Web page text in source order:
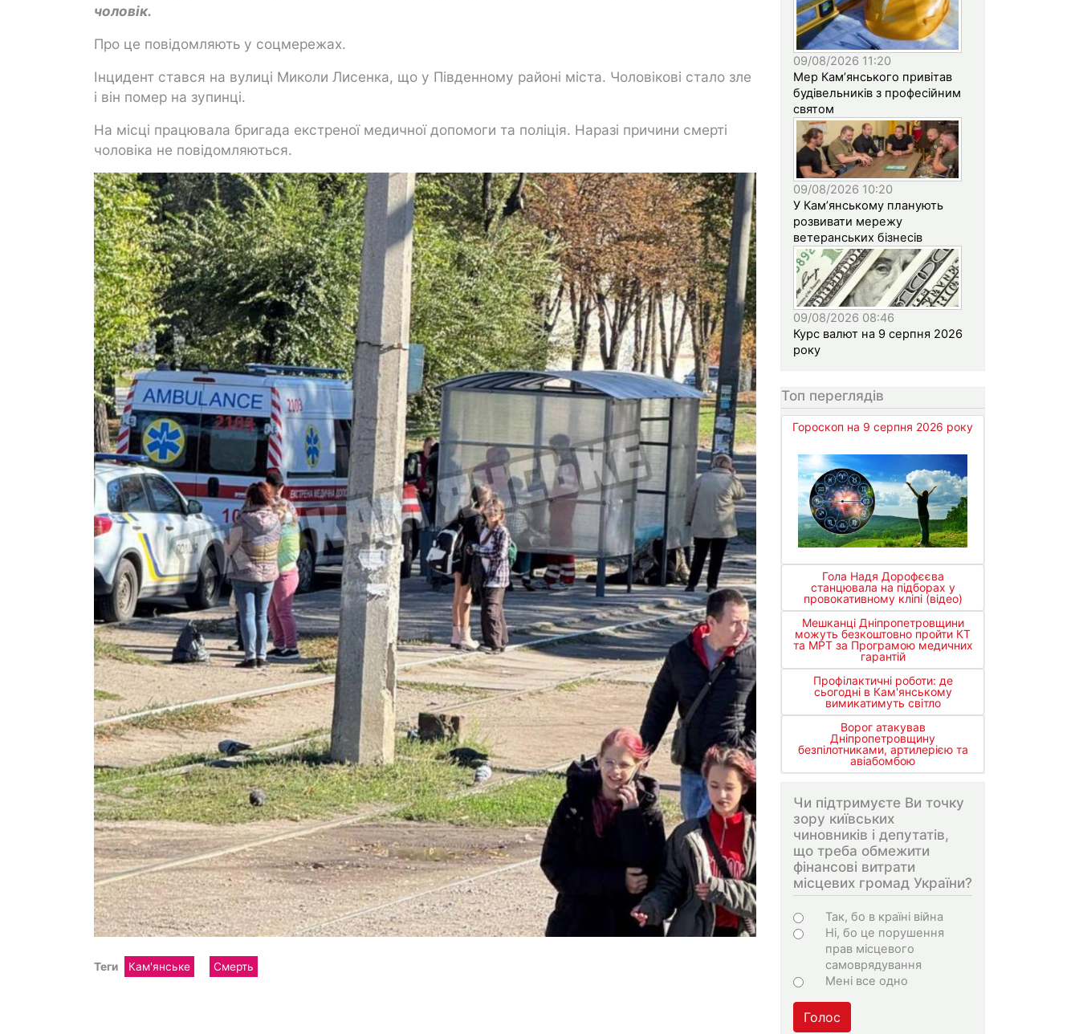
чоловік.
Про це повідомляють у соцмережах.
Інцидент стався на вулиці Миколи Лисенка, що у Південному районі міста. Чоловікові стало зле
і він помер на зупинці.
На місці працювала бригада екстреної медичної допомоги та поліція. Наразі причини смерті
чоловіка не повідомляються.
Теги Кам'янське Смерть
09/08/2026 11:20
Мер Кам’янського привітав
будівельників з професійним
святом
09/08/2026 10:20
У Кам’янському планують
розвивати мережу
ветеранських бізнесів
09/08/2026 08:46
Курс валют на 9 серпня 2026
року
Топ переглядів
Гороскоп на 9 серпня 2026 року
Гола Надя Дорофєєва
станцювала на підборах у
провокативному кліпі (відео)
Мешканці Дніпропетровщини
можуть безкоштовно пройти КТ
та МРТ за Програмою медичних
гарантій
Профілактичні роботи: де
сьогодні в Кам'янському
вимикатимуть світло
Ворог атакував
Дніпропетровщину
безпілотниками, артилерією та
авіабомбою
Чи підтримуєте Ви точку
зору київських
чиновників і депутатів,
що треба обмежити
фінансові витрати
місцевих громад України?
Варіанти
Так, бо в країні війна
Ні, бо це порушення
прав місцевого
самоврядування
Мені все одно
Голос